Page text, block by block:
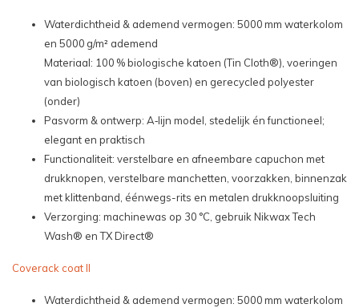
Waterdichtheid & ademend vermogen: 5000 mm waterkolom
en 5000 g/m² ademend
Materiaal: 100 % biologische katoen (Tin Cloth®), voeringen
van biologisch katoen (boven) en gerecycled polyester
(onder)
Pasvorm & ontwerp: A‑lijn model, stedelijk én functioneel;
elegant en praktisch
Functionaliteit: verstelbare en afneembare capuchon met
drukknopen, verstelbare manchetten, voorzakken, binnenzak
met klittenband, éénwegs-rits en metalen drukknoopsluiting
Verzorging: machinewas op 30 °C, gebruik Nikwax Tech
Wash® en TX Direct®
Coverack coat II
Waterdichtheid & ademend vermogen: 5000 mm waterkolom